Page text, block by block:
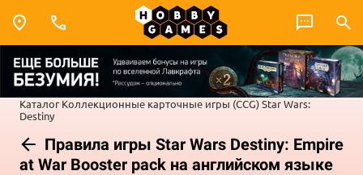
Каталог Коллекционные карточные игры (CCG)Star Wars:
Destiny
Правила игры Star Wars Destiny: Empire
at War Booster pack на английском языке